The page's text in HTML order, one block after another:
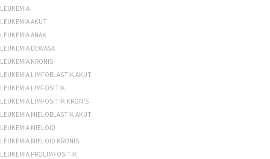
LEUKEMIA
LEUKEMIA AKUT
LEUKEMIA ANAK
LEUKEMIA DEWASA
LEUKEMIA KRONIS
LEUKEMIA LIMFOBLASTIK AKUT
LEUKEMIA LIMFOSITIK
LEUKEMIA LIMFOSITIK KRONIS
LEUKEMIA MIELOBLASTIK AKUT
LEUKEMIA MIELOID
LEUKEMIA MIELOID KRONIS
LEUKEMIA PROLIMFOSITIK